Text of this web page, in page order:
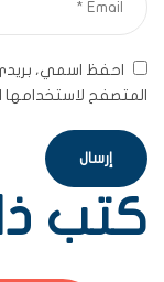
احفظ اسمي،
المتصفح
كتب